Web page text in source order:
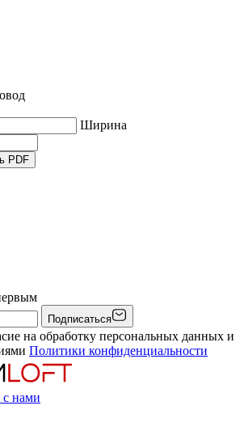
Ширина
PDF
Подписаться
на обработку персональных данных и
Политики конфиденциальности
с нами